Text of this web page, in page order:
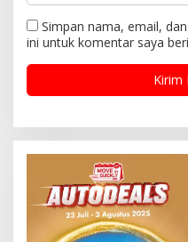
Simpan nama, email,
ini untuk komentar saya